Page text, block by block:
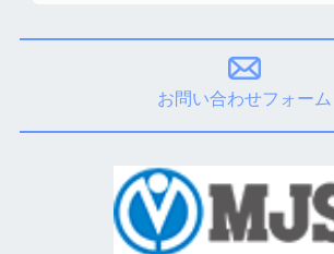
お問い合わせフォーム